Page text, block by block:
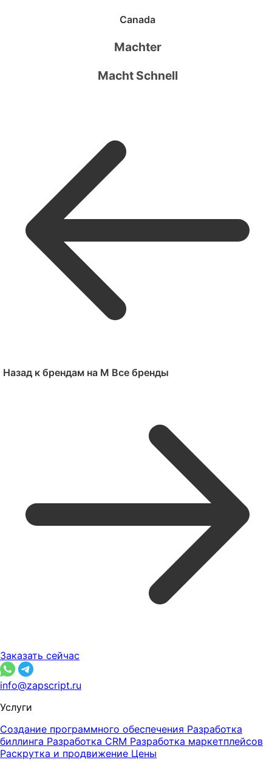
Canada
Machter
Macht Schnell
Назад к брендам на M Все бренды
Заказать сейчас
info@zapscript.ru
Услуги
Создание программного обеспечения Разработка
биллинга Разработка CRM Разработка маркетплейсов
Раскрутка и продвижение Цены